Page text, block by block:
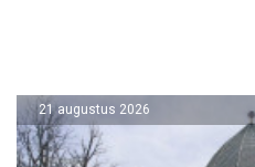
21 augustus 2026